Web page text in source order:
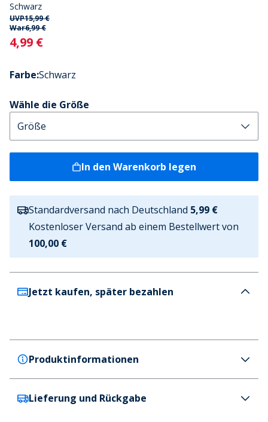
Schwarz
UVP15,99 €
War6,99 €
Current
4,99 €
Farbe:Schwarz
Wähle die Größe
In den Warenkorb legen
Standardversand nach Deutschland 5,99 €
Kostenloser Versand ab einem Bestellwert von
100,00 €
Jetzt kaufen, später bezahlen
Produktinformationen
Puma
Lieferung und Rückgabe